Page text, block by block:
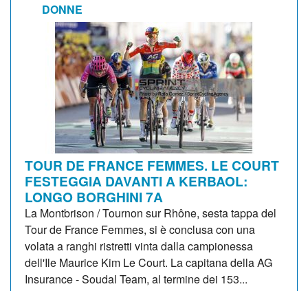
DONNE
TOUR DE FRANCE FEMMES. LE COURT
FESTEGGIA DAVANTI A KERBAOL:
LONGO BORGHINI 7A
La Montbrison / Tournon sur Rhône, sesta tappa del
Tour de France Femmes, si è conclusa con una
volata a ranghi ristretti vinta dalla campionessa
dell'Ile Maurice Kim Le Court. La capitana della AG
Insurance - Soudal Team, al termine dei 153...